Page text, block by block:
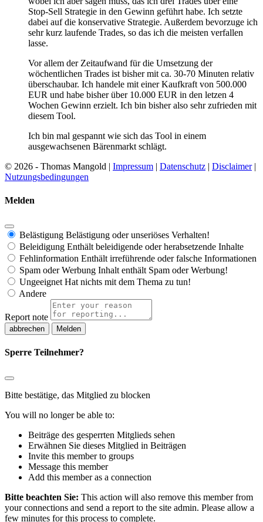
Stop-Sell Strategie in den Gewinn geführt habe. Ich setzte
dabei auf die konservative Strategie. Außerdem bevorzuge ich
sehr kurz laufende Trades, so das ich die meisten verfallen
lasse.
Vor allem der Zeitaufwand für die Umsetzung der
wöchentlichen Trades ist bisher mit ca. 30-70 Minuten relativ
überschaubar. Ich handele mit einer Kaufkraft von 500.000
EUR und habe bisher über 10.000 EUR in den letzen 4
Wochen Gewinn erzielt. Ich bin bisher also sehr zufrieden mit
diesem Tool.
Ich bin mal gespannt wie sich das Tool in einem
ausgewachsenen Bärenmarkt schlägt.
© 2026 - Thomas Mangold | Impressum | Datenschutz | Disclaimer|
Nutzungsbedingungen
Melden
Belästigung Belästigung oder unseriöses Verhalten!
Beleidigung Enthält beleidigende oder herabsetzende Inhalte
Fehlinformation Enthält irreführende oder falsche Informationen
Spam oder Werbung Inhalt enthält Spam oder Werbung!
Ungeeignet Hat nichts mit dem Thema zu tun!
Andere
Report note
Melden
Sperre Teilnehmer?
Bitte bestätige, das Mitglied zu blocken
You will no longer be able to:
Beiträge des gesperrten Mitglieds sehen
Erwähnen Sie dieses Mitglied in Beiträgen
Invite this member to groups
Message this member
Add this member as a connection
Bitte beachten Sie: This action will also remove this member from
your connections and send a report to the site admin. Please allow a
few minutes for this process to complete.